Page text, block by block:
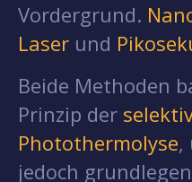
Vordergrund.
Laser und
Beide Methoden
Prinzip der
Photothermolyse,
jedoch